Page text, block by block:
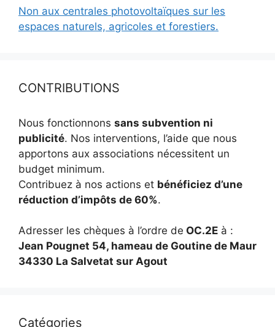
Non aux centrales photovoltaïques sur les
espaces naturels, agricoles et forestiers.
CONTRIBUTIONS
Nous fonctionnons sans subvention ni
publicité. Nos interventions, l’aide que nous
apportons aux associations nécessitent un
budget minimum.
Contribuez à nos actions et bénéficiez d’une
réduction d’impôts de 60%.
Adresser les chèques à l’ordre de OC.2E à :
Jean Pougnet 54, hameau de Goutine de Maur
34330 La Salvetat sur Agout
Catégories